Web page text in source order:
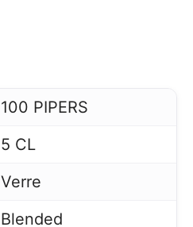
100 PIPERS
5 CL
Verre
Blended